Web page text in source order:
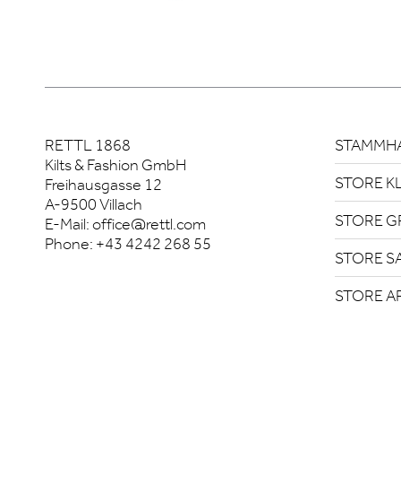
RETTL 1868
Kilts & Fashion GmbH
Freihausgasse 12
A-9500 Villach
E-Mail:office@rettl.com
Phone: +43 4242 268 55
STORE
STORE
STORE
STORE